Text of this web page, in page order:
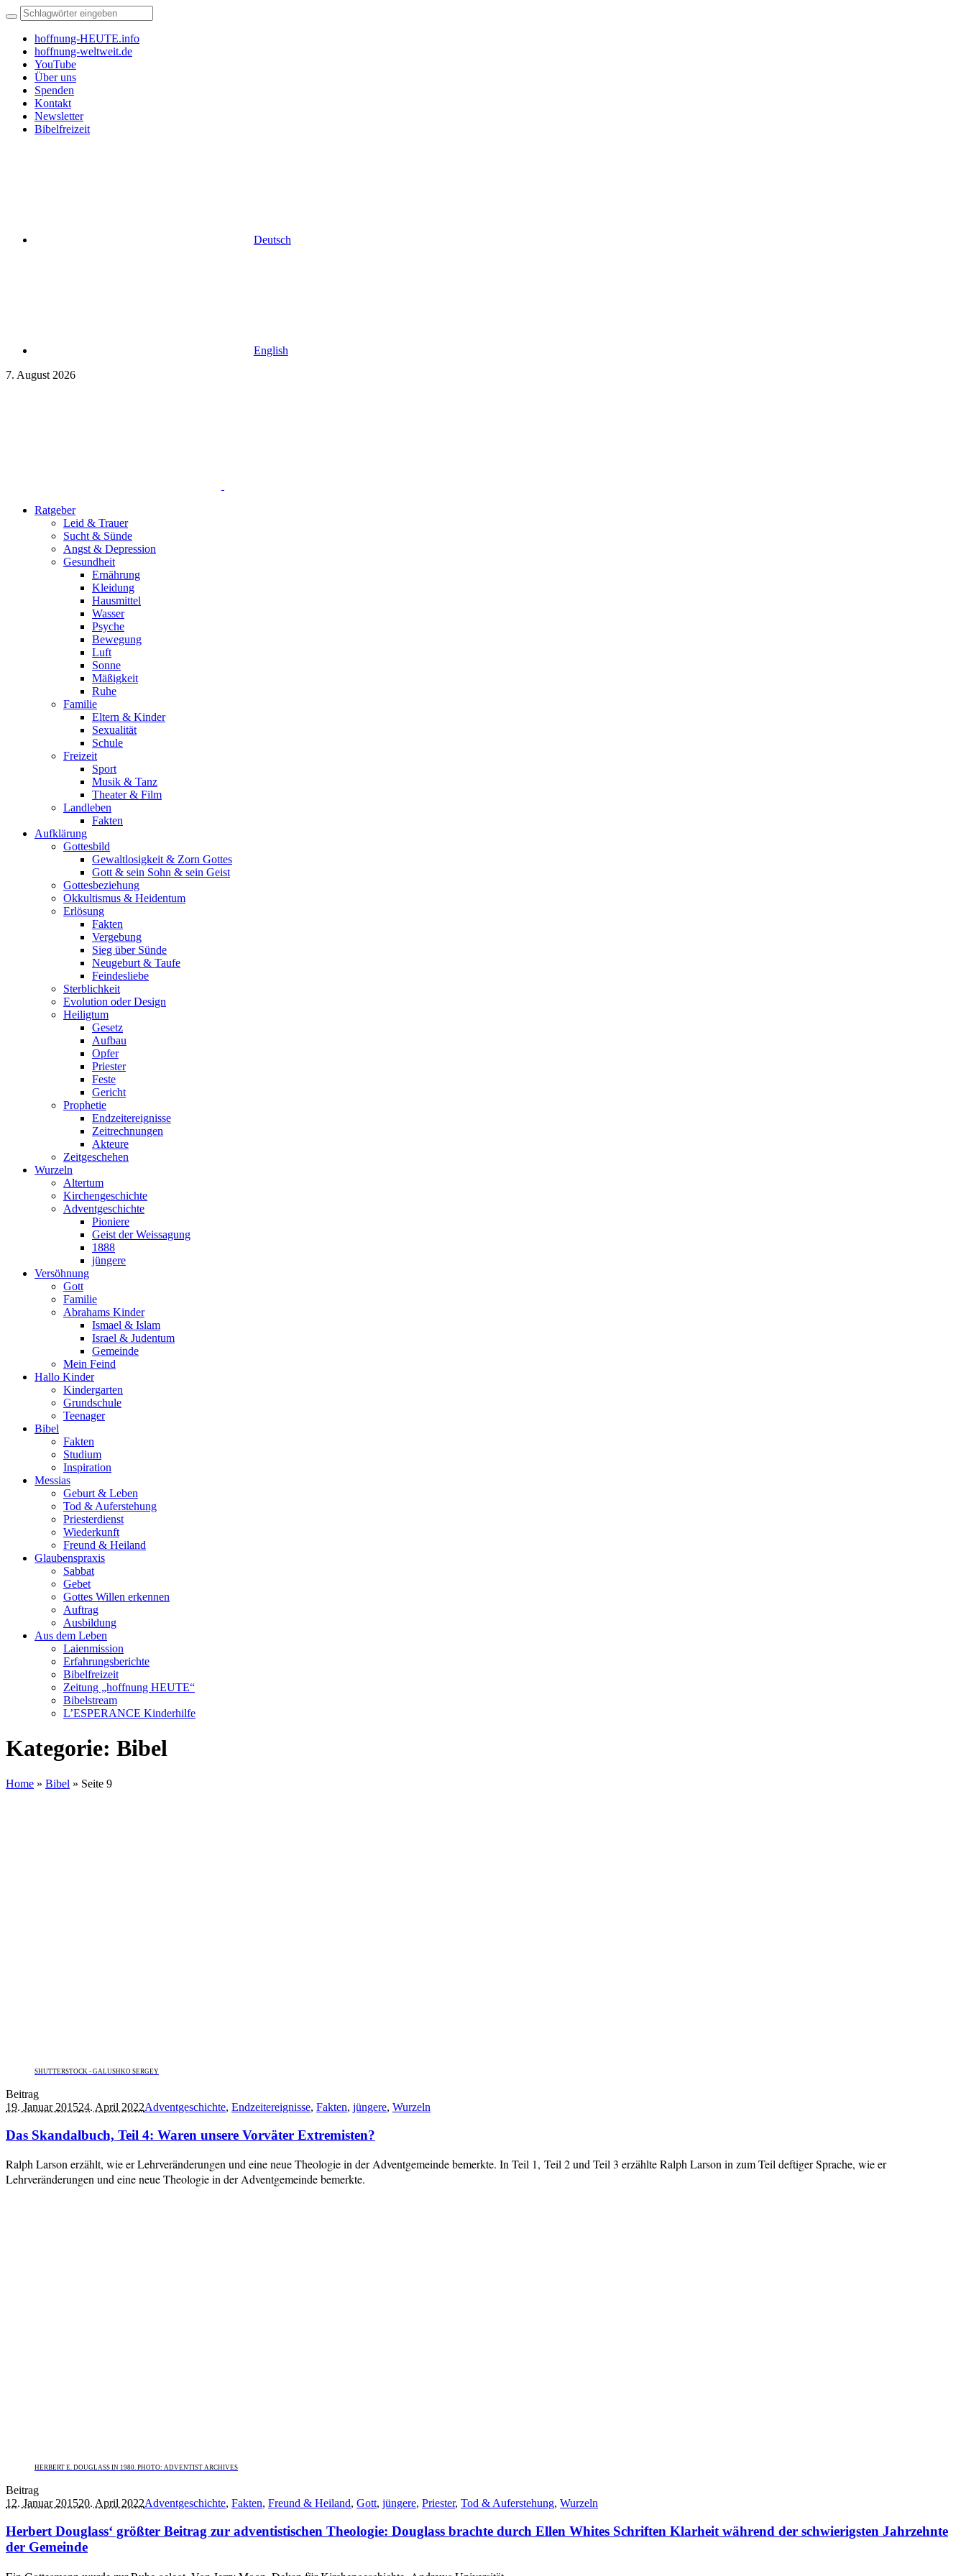
hoffnung-HEUTE.info
hoffnung-weltweit.de
YouTube
Über uns
Spenden
Kontakt
Newsletter
Bibelfreizeit
Deutsch
English
7. August 2026
Ratgeber
Leid & Trauer
Sucht & Sünde
Angst & Depression
Gesundheit
Ernährung
Kleidung
Hausmittel
Wasser
Psyche
Bewegung
Luft
Sonne
Mäßigkeit
Ruhe
Familie
Eltern & Kinder
Sexualität
Schule
Freizeit
Sport
Musik & Tanz
Theater & Film
Landleben
Fakten
Aufklärung
Gottesbild
Gewaltlosigkeit & Zorn Gottes
Gott & sein Sohn & sein Geist
Gottesbeziehung
Okkultismus & Heidentum
Erlösung
Fakten
Vergebung
Sieg über Sünde
Neugeburt & Taufe
Feindesliebe
Sterblichkeit
Evolution oder Design
Heiligtum
Gesetz
Aufbau
Opfer
Priester
Feste
Gericht
Prophetie
Endzeitereignisse
Zeitrechnungen
Akteure
Zeitgeschehen
Wurzeln
Altertum
Kirchengeschichte
Adventgeschichte
Pioniere
Geist der Weissagung
1888
jüngere
Versöhnung
Gott
Familie
Abrahams Kinder
Ismael & Islam
Israel & Judentum
Gemeinde
Mein Feind
Hallo Kinder
Kindergarten
Grundschule
Teenager
Bibel
Fakten
Studium
Inspiration
Messias
Geburt & Leben
Tod & Auferstehung
Priesterdienst
Wiederkunft
Freund & Heiland
Glaubenspraxis
Sabbat
Gebet
Gottes Willen erkennen
Auftrag
Ausbildung
Aus dem Leben
Laienmission
Erfahrungsberichte
Bibelfreizeit
Zeitung „hoffnung HEUTE“
Bibelstream
L’ESPERANCE Kinderhilfe
Kategorie: Bibel
Home » Bibel » Seite 9
SHUTTERSTOCK - GALUSHKO SERGEY
Beitrag
19. Januar 201524. April 2022Adventgeschichte, Endzeitereignisse, Fakten, jüngere, Wurzeln
Das Skandalbuch, Teil 4: Waren unsere Vorväter Extremisten?
Ralph Larson erzählt, wie er Lehrveränderungen und eine neue Theologie in der Adventgemeinde bemerkte. In Teil 1, Teil 2 und Teil 3 erzählte Ralph Larson in zum Teil deftiger Sprache, wie er
Lehrveränderungen und eine neue Theologie in der Adventgemeinde bemerkte.
HERBERT E. DOUGLASS IN 1980. PHOTO: ADVENTIST ARCHIVES
Beitrag
12. Januar 201520. April 2022Adventgeschichte, Fakten, Freund & Heiland, Gott, jüngere, Priester, Tod & Auferstehung, Wurzeln
Herbert Douglass‘ größter Beitrag zur adventistischen Theologie: Douglass brachte durch Ellen Whites Schriften Klarheit während der schwierigsten Jahrzehnte
der Gemeinde